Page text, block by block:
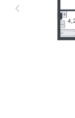
Вакансии